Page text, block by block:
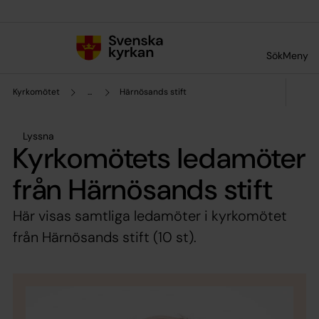
SökMeny
Kyrkomötet ... Härnösands stift
Lyssna
Kyrkomötets ledamöter
från Härnösands stift
Här visas samtliga ledamöter i kyrkomötet
från Härnösands stift (10 st).